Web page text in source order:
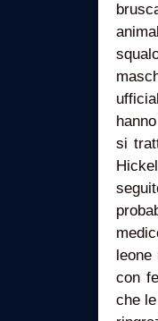
si
leone
con
che